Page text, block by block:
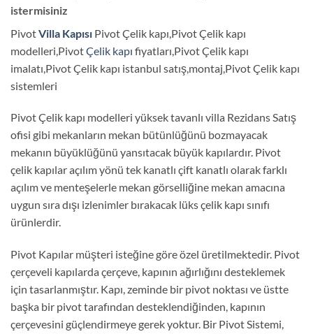
istermisiniz
PivotVilla Kapısı Pivot Çelik kapı,Pivot Çelik kapı
modelleri,PivotÇelik kapı fiyatları,Pivot Çelik kapı
imalatı,Pivot Çelik kapı istanbul satış,montaj,Pivot Çelik kapı
sistemleri
Pivot Çelik kapı modelleri yüksek tavanlı villa Rezidans Satış
ofisi gibi mekanların mekan bütünlüğünü bozmayacak
mekanın büyüklüğünü yansıtacak büyük kapılardır. Pivot
çelik kapılar açılım yönü tek kanatlı çift kanatlı olarak farklı
açılım ve menteşelerle mekan görselliğine mekan amacına
uygun sıra dışı izlenimler bırakacak lüks çelik kapı sınıfı
ürünlerdir.
Pivot Kapılar müşteri isteğine göre özel üretilmektedir. Pivot
çerçeveli kapılarda çerçeve, kapının ağırlığını desteklemek
için tasarlanmıştır. Kapı, zeminde bir pivot noktası ve üstte
başka bir pivot tarafından desteklendiğinden, kapının
çerçevesini güçlendirmeye gerek yoktur. Bir Pivot Sistemi,